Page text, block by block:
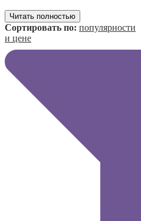
Читать полностью
Сортировать по: популярности
и цене